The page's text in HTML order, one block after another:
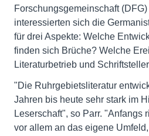
Forschungsgemeinschaft
interessierten sich die
für drei Aspekte: Welche
finden sich Brüche? Welche
Literaturbetrieb und
"Die Ruhrgebietsliteratur
Jahren bis heute sehr stark im
Leserschaft", so Parr. "Anfangs
vor allem an das eigene